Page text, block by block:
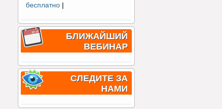
бесплатно
БЛИЖАЙШИЙ
ВЕБИНАР
СЛЕДИТЕ ЗА
НАМИ